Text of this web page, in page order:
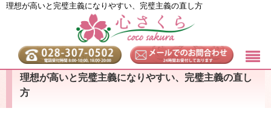
理想が高いと完璧主義になりやすい、完璧主義の直し方
理想が高いと完璧主義になりやすい、完璧主義の直し
方